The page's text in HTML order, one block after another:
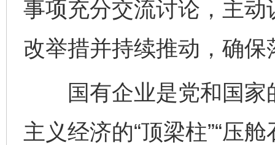
事项充分交流讨论，主
改举措并持续推动，确保
国有企业是党和国家
主义经济的“顶梁柱”“压